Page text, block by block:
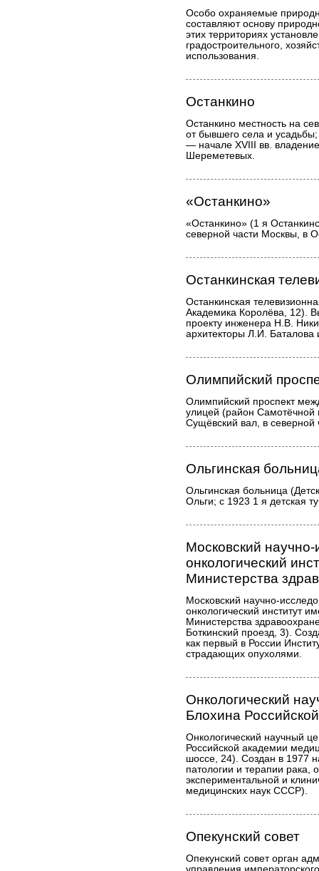
Особо охраняемые
составляют основу
этих территориях
градостроительного,
использования.
Останкино
Останкино местность на
от бывшего села и
— начале XVIII вв.
Шереметевых.
«Останкино»
«Останкино» (1 я
северной части Москвы, в
Останкинская
Останкинская
Академика Королёва, 12).
проекту инженера Н.В.
архитекторы Л.И.
Олимпийский
Олимпийский проспект
улицей (район
Сущёвский вал, в
Ольгинская
Ольгинская больница
Ольги; с 1923 1 я детская
Московский
онкологический
Министерства
Московский научно-
онкологический институт
Министерства
Боткинский проезд, 3).
как первый в России
страдающих опухолями.
Онкологический
Блохина
Онкологический научный
Российской академии
шоссе, 24). Создан в 1977
патологии и терапии рака,
экспериментальной и
медицинских наук СССР).
Опекунский совет
Опекунский совет орган